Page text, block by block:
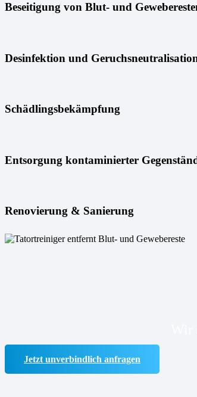
Beseitigung von Blut- und
Desinfektion und
Schädlingsbekämpfung
Entsorgung kontaminierter
Renovierung & Sanierung
Jetzt unverbindlich anfragen